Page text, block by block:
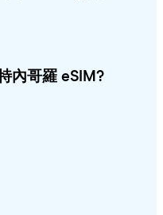
內哥羅 eSIM?